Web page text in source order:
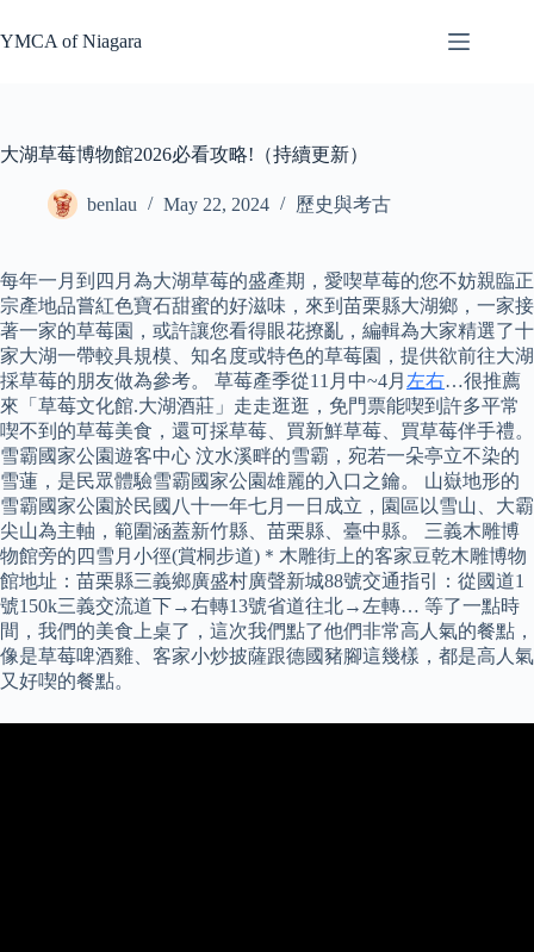
to
content
YMCA of Niagara
大湖草莓博物館2026必看攻略!（持續更新）
benlau May 22, 2024 歷史與考古
每年一月到四月為大湖草莓的盛產期，愛喫草莓的您不妨親臨正
宗產地品嘗紅色寶石甜蜜的好滋味，來到苗栗縣大湖鄉，一家接
著一家的草莓園，或許讓您看得眼花撩亂，編輯為大家精選了十
家大湖一帶較具規模、知名度或特色的草莓園，提供欲前往大湖
採草莓的朋友做為參考。 草莓產季從11月中~4月 左右…很推薦
來「草莓文化館.大湖酒莊」走走逛逛，免門票能喫到許多平常
喫不到的草莓美食，還可採草莓、買新鮮草莓、買草莓伴手禮。
雪霸國家公園遊客中心 汶水溪畔的雪霸，宛若一朵亭立不染的
雪蓮，是民眾體驗雪霸國家公園雄麗的入口之鑰。 山嶽地形的
雪霸國家公園於民國八十一年七月一日成立，園區以雪山、大霸
尖山為主軸，範圍涵蓋新竹縣、苗栗縣、臺中縣。 三義木雕博
物館旁的四雪月小徑(賞桐步道)＊木雕街上的客家豆乾木雕博物
館地址：苗栗縣三義鄉廣盛村廣聲新城88號交通指引：從國道1
號150k三義交流道下→右轉13號省道往北→左轉… 等了一點時
間，我們的美食上桌了，這次我們點了他們非常高人氣的餐點，
像是草莓啤酒雞、客家小炒披薩跟德國豬腳這幾樣，都是高人氣
又好喫的餐點。